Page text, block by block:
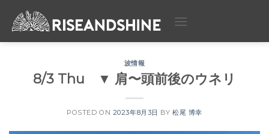
波情報
8/3 Thu ▼ 肩〜頭前後のウネリ
POSTED ON 2023年8月3日 BY松尾 博幸